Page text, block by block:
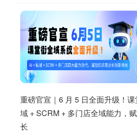
重磅官宣｜6 月 5 日全面升级！
域 + SCRM + 多门店全域能力，
长